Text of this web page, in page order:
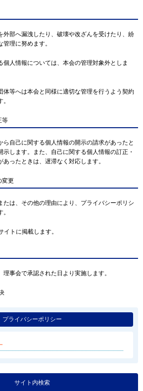
外部へ漏洩したり、破壊や改ざんを受けたり、紛
理に努めます。
個人情報については、本会の管理対象外としま
体等へは本会と同様に適切な管理を行うよう契約
等
ら自己に関する個人情報の開示の請求があったと
示します。また、自己に関する個人情報の訂正・
ったときは、遅滞なく対応します。
変更
たは、その他の理由により、プライバシーポリシ
トに掲載します。
事会で承認された日より実施します。
プライバシーポリシー
サイト内検索